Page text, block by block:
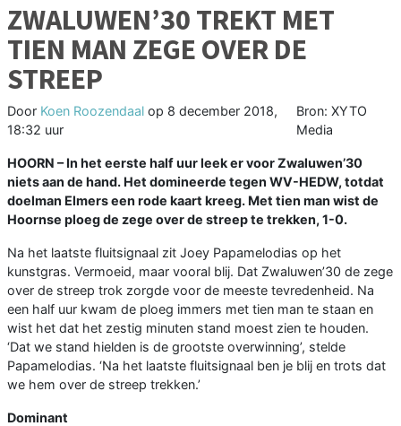
ZWALUWEN’30 TREKT MET
TIEN MAN ZEGE OVER DE
STREEP
Door Koen Roozendaal op 8 december 2018,
18:32 uur
Bron: XYTO
Media
HOORN –In het eerste half uur leek er voor Zwaluwen’30
niets aan de hand. Het domineerde tegen WV-HEDW, totdat
doelman Elmers een rode kaart kreeg. Met tien man wist de
Hoornse ploeg de zege over de streep te trekken, 1-0.
Na het laatste fluitsignaal zit Joey Papamelodias op het
kunstgras. Vermoeid, maar vooral blij. Dat Zwaluwen’30 de zege
over de streep trok zorgde voor de meeste tevredenheid. Na
een half uur kwam de ploeg immers met tien man te staan en
wist het dat het zestig minuten stand moest zien te houden.
‘Dat we stand hielden is de grootste overwinning’, stelde
Papamelodias. ‘Na het laatste fluitsignaal ben je blij en trots dat
we hem over de streep trekken.’
Dominant